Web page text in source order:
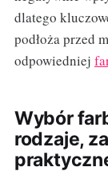
dlatego
podłoża przed
odpowiedniej
Wybór
rodzaje,